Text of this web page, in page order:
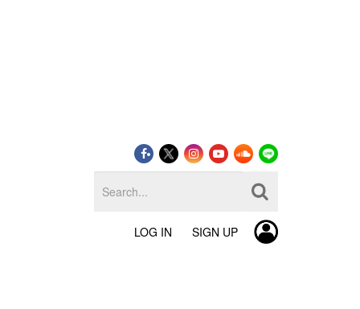
LOG IN SIGN UP